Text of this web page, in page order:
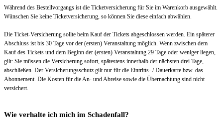
Während des Bestellvorgangs ist die Ticketversicherung für Sie im Warenkorb ausgewählt.
Wünschen Sie keine Ticketversicherung, so können Sie diese einfach abwählen.
Die Ticket-Versicherung sollte beim Kauf der Tickets abgeschlossen werden. Ein späterer
Abschluss ist bis 30 Tage vor der (ersten) Veranstaltung möglich. Wenn zwischen dem
Kauf des Tickets und dem Beginn der (ersten) Veranstaltung 29 Tage oder weniger liegen,
gilt: Sie müssen die Versicherung sofort, spätestens innerhalb der nächsten drei Tage,
abschließen. Der Versicherungsschutz gilt nur für die Eintritts- / Dauerkarte bzw. das
Abonnement. Die Kosten für die An- und Abreise sowie die Übernachtung sind nicht
versichert.
Wie verhalte ich mich im Schadenfall?